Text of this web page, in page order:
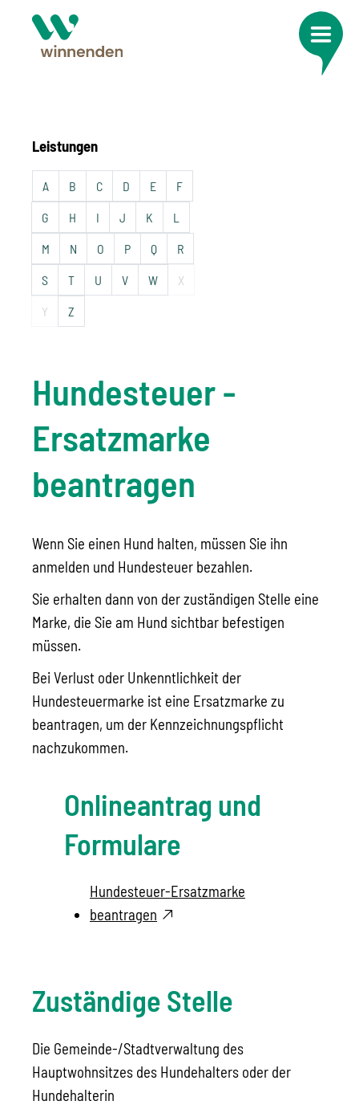
Leistungen
A B C D E F
G H I J K L
M N O P Q R
S T U V W X
Y Z
Hundesteuer -
Ersatzmarke
beantragen
Wenn Sie einen Hund halten, müssen Sie ihn
anmelden und Hundesteuer bezahlen.
Sie erhalten dann von der zuständigen Stelle eine
Marke, die Sie am Hund sichtbar befestigen
müssen.
Bei Verlust oder Unkenntlichkeit der
Hundesteuermarke ist eine Ersatzmarke zu
beantragen, um der Kennzeichnungspflicht
nachzukommen.
Onlineantrag und
Formulare
Hundesteuer-Ersatzmarke
beantragen
Zuständige Stelle
Die Gemeinde-/Stadtverwaltung des
Hauptwohnsitzes des Hundehalters oder der
Hundehalterin